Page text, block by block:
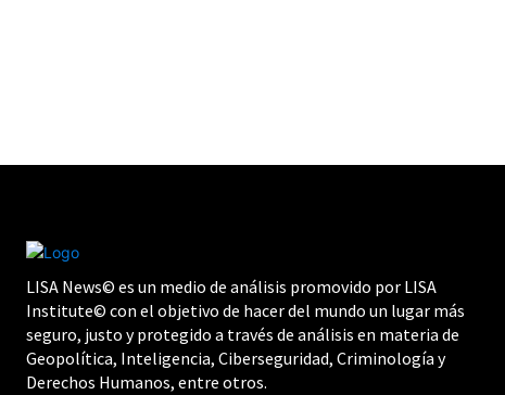
LISA News© es un medio de análisis promovido por LISA
Institute© con el objetivo de hacer del mundo un lugar más
seguro, justo y protegido a través de análisis en materia de
Geopolítica, Inteligencia, Ciberseguridad, Criminología y
Derechos Humanos, entre otros.